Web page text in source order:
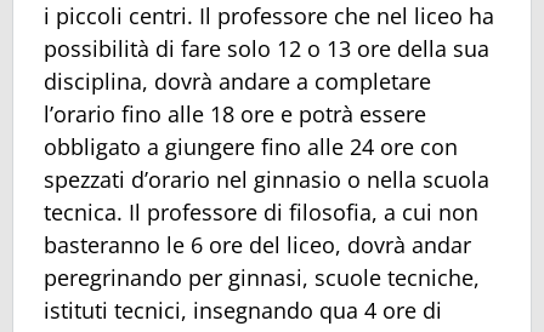
i piccoli centri. Il professore che nel liceo ha
possibilità di fare solo 12 o 13 ore della sua
disciplina, dovrà andare a completare
l’orario fino alle 18 ore e potrà essere
obbligato a giungere fino alle 24 ore con
spezzati d’orario nel ginnasio o nella scuola
tecnica. Il professore di filosofia, a cui non
basteranno le 6 ore del liceo, dovrà andar
peregrinando per ginnasi, scuole tecniche,
istituti tecnici, insegnando qua 4 ore di